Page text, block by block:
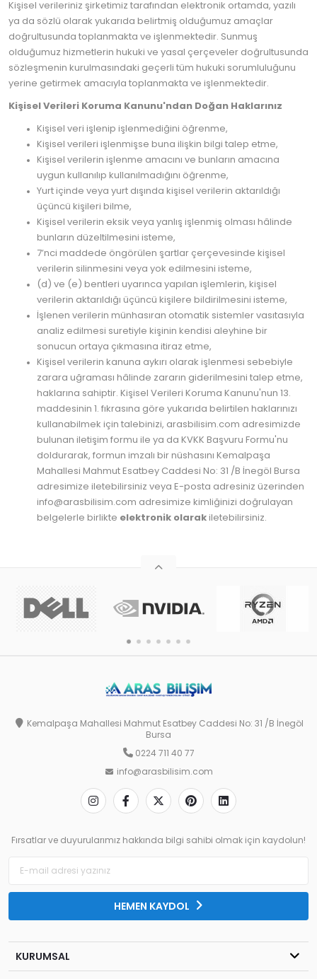
Kişisel verileriniz şirketimiz tarafından elektronik ortamda, yazılı
ya da sözlü olarak yukarıda belirtmiş olduğumuz amaçlar
doğrultusunda toplanmakta ve işlenmektedir. Sunmuş
olduğumuz hizmetlerin hukuki ve yasal çerçeveler doğrultusunda
sözleşmenin kurulmasındaki geçerli tüm hukuki sorumluluğunu
yerine getirmek amacıyla toplanmakta ve işlenmektedir.
Kişisel Verileri Koruma Kanunu'ndan Doğan Haklarınız
Kişisel veri işlenip işlenmediğini öğrenme,
Kişisel verileri işlenmişse buna ilişkin bilgi talep etme,
Kişisel verilerin işlenme amacını ve bunların amacına
uygun kullanılıp kullanılmadığını öğrenme,
Yurt içinde veya yurt dışında kişisel verilerin aktarıldığı
üçüncü kişileri bilme,
Kişisel verilerin eksik veya yanlış işlenmiş olması hâlinde
bunların düzeltilmesini isteme,
7’nci maddede öngörülen şartlar çerçevesinde kişisel
verilerin silinmesini veya yok edilmesini isteme,
(d) ve (e) bentleri uyarınca yapılan işlemlerin, kişisel
verilerin aktarıldığı üçüncü kişilere bildirilmesini isteme,
İşlenen verilerin münhasıran otomatik sistemler vasıtasıyla
analiz edilmesi suretiyle kişinin kendisi aleyhine bir
sonucun ortaya çıkmasına itiraz etme,
Kişisel verilerin kanuna aykırı olarak işlenmesi sebebiyle
zarara uğraması hâlinde zararın giderilmesini talep etme,
haklarına sahiptir. Kişisel Verileri Koruma Kanunu'nun 13.
maddesinin 1. fıkrasına göre yukarıda belirtilen haklarınızı
kullanabilmek için talebinizi, arasbilisim.com adresimizde
bulunan iletişim formu ile ya da KVKK Başvuru Formu'nu
doldurarak, formun imzalı bir nüshasını Kemalpaşa
Mahallesi Mahmut Esatbey Caddesi No: 31 /B İnegöl Bursa
adresimize iletebilirsiniz veya E-posta adresiniz üzerinden
info@arasbilisim.com adresimize kimliğinizi doğrulayan
belgelerle birlikte elektronik olarak iletebilirsiniz.
Kemalpaşa Mahallesi Mahmut Esatbey Caddesi No: 31 /B İnegöl
Bursa
0224 711 40 77
info@arasbilisim.com
Fırsatlar ve duyurularımız hakkında bilgi sahibi olmak için kaydolun!
HEMEN KAYDOL
KURUMSAL